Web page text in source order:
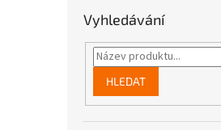
Vyhledávání
HLEDAT